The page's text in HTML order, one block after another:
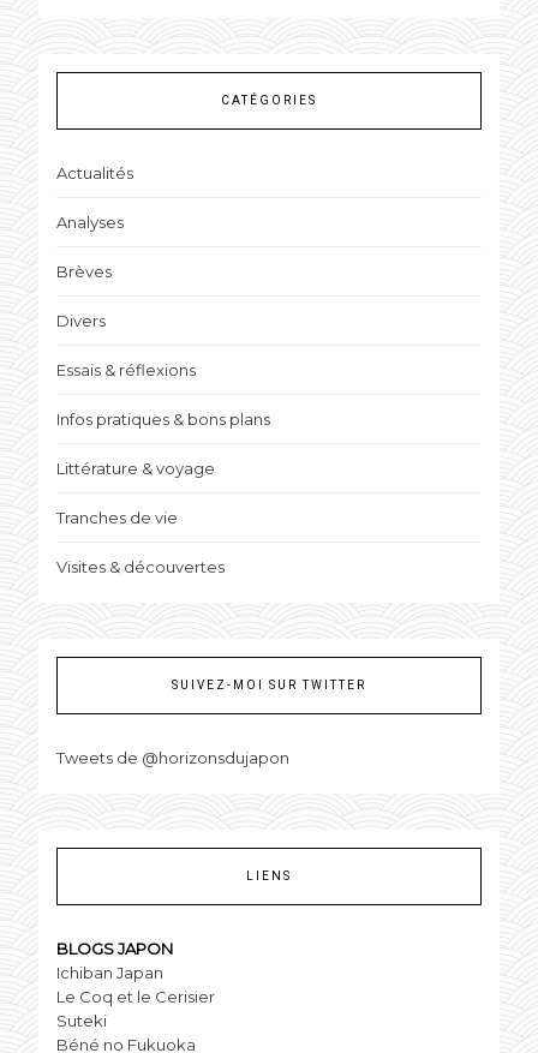
CATÉGORIES
Actualités
Analyses
Brèves
Divers
Essais & réflexions
Infos pratiques & bons plans
Littérature & voyage
Tranches de vie
Visites & découvertes
SUIVEZ-MOI SUR TWITTER
Tweets de @horizonsdujapon
LIENS
BLOGS JAPON
Ichiban Japan
Le Coq et le Cerisier
Suteki
Béné no Fukuoka